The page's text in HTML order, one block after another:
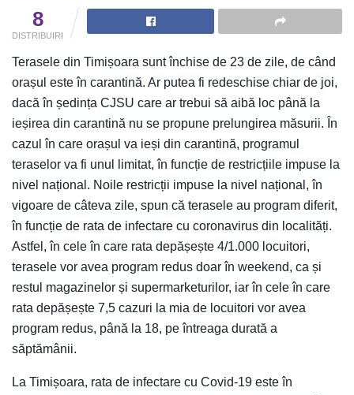
8
DISTRIBUIRI
Terasele din Timișoara sunt închise de 23 de zile, de când
orașul este în carantină. Ar putea fi redeschise chiar de joi,
dacă în ședința CJSU care ar trebui să aibă loc până la
ieșirea din carantină nu se propune prelungirea măsurii. În
cazul în care orașul va ieși din carantină, programul
teraselor va fi unul limitat, în funcție de restricțiile impuse la
nivel național. Noile restricții impuse la nivel național, în
vigoare de câteva zile, spun că terasele au program diferit,
în funcție de rata de infectare cu coronavirus din localități.
Astfel, în cele în care rata depășește 4/1.000 locuitori,
terasele vor avea program redus doar în weekend, ca și
restul magazinelor și supermarketurilor, iar în cele în care
rata depășește 7,5 cazuri la mia de locuitori vor avea
program redus, până la 18, pe întreaga durată a
săptămânii.
La Timișoara, rata de infectare cu Covid-19 este în